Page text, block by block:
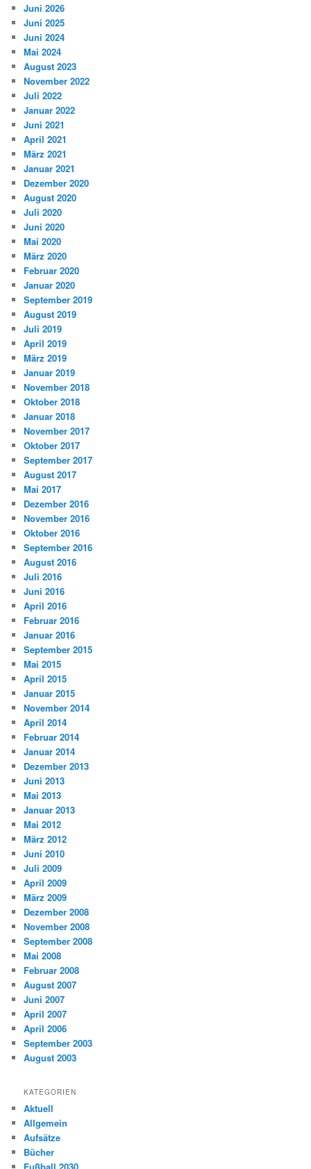
Juni 2026
Juni 2025
Juni 2024
Mai 2024
August 2023
November 2022
Juli 2022
Januar 2022
Juni 2021
April 2021
März 2021
Januar 2021
Dezember 2020
August 2020
Juli 2020
Juni 2020
Mai 2020
März 2020
Februar 2020
Januar 2020
September 2019
August 2019
Juli 2019
April 2019
März 2019
Januar 2019
November 2018
Oktober 2018
Januar 2018
November 2017
Oktober 2017
September 2017
August 2017
Mai 2017
Dezember 2016
November 2016
Oktober 2016
September 2016
August 2016
Juli 2016
Juni 2016
April 2016
Februar 2016
Januar 2016
September 2015
Mai 2015
April 2015
Januar 2015
November 2014
April 2014
Februar 2014
Januar 2014
Dezember 2013
Juni 2013
Mai 2013
Januar 2013
Mai 2012
März 2012
Juni 2010
Juli 2009
April 2009
März 2009
Dezember 2008
November 2008
September 2008
Mai 2008
Februar 2008
August 2007
Juni 2007
April 2007
April 2006
September 2003
August 2003
KATEGORIEN
Aktuell
Allgemein
Aufsätze
Bücher